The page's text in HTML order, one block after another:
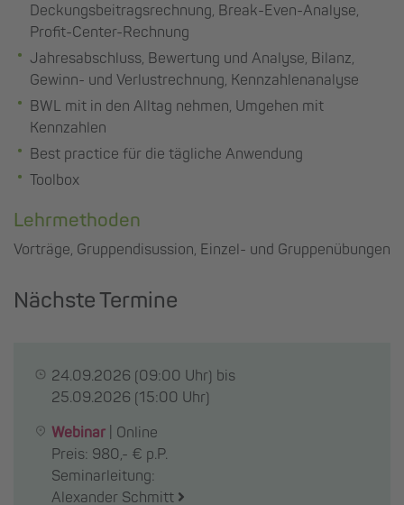
Deckungsbeitragsrechnung, Break-Even-Analyse,
Profit-Center-Rechnung
Jahresabschluss, Bewertung und Analyse, Bilanz,
Gewinn- und Verlustrechnung, Kennzahlenanalyse
BWL mit in den Alltag nehmen, Umgehen mit
Kennzahlen
Best practice für die tägliche Anwendung
Toolbox
Lehrmethoden
Vorträge, Gruppendisussion, Einzel- und Gruppenübungen
Nächste Termine
24.09.2026 (09:00 Uhr) bis
25.09.2026 (15:00 Uhr)
Webinar
Online
Preis: 980,- € p.P.
Seminarleitung:
Alexander Schmitt